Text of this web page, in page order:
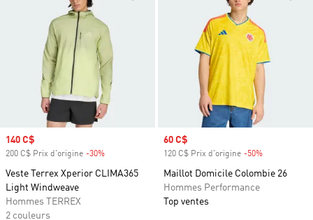
Prix soldé
140 C$
200 C$ Prix d'origine -30%
Veste Terrex Xperior CLIMA365
Light Windweave
Hommes TERREX
2 couleurs
Prix soldé
60 C$
120 C$ Prix d'origine -50%
Maillot Domicile Colombie 26
Hommes Performance
Top ventes